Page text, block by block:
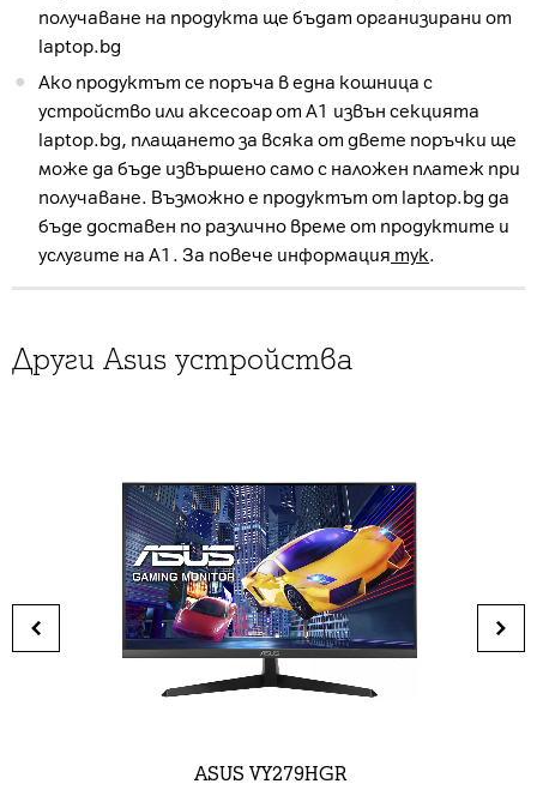
получаване на продукта ще бъдат организирани от
laptop.bg
Ако продуктът се поръча в една кошница с
устройство или аксесоар от А1 извън секцията
laptop.bg, плащането за всяка от двете поръчки ще
може да бъде извършено само с наложен платеж при
получаване. Възможно е продуктът от laptop.bg да
бъде доставен по различно време от продуктите и
услугите на А1. За повече информация тук.
Други Asus устройства
ASUS VY279HGR